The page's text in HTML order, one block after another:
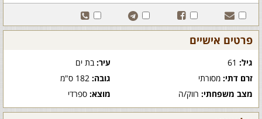
פרטים אישיים
גיל: עיר:בת ים
זרם דתי: מסורתי גובה:182 ס"מ
מצב משפחתי: רווק/ה מוצא:ספרדי